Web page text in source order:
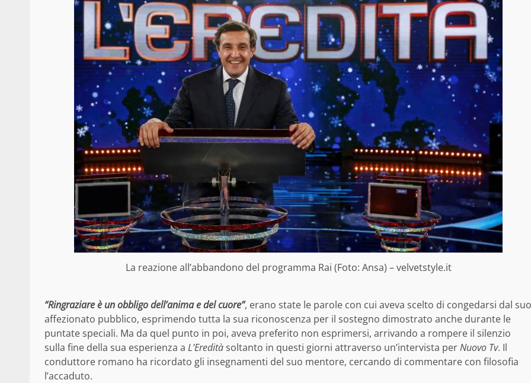
La reazione all’abbandono del programma Rai (Foto: Ansa) – velvetstyle.it
“Ringraziare è un obbligo dell’anima e del cuore”, erano state le parole con cui aveva scelto di congedarsi dal suo
affezionato pubblico, esprimendo tutta la sua riconoscenza per il sostegno dimostrato anche durante le
puntate speciali. Ma da quel punto in poi, aveva preferito non esprimersi, arrivando a rompere il silenzio
sulla fine della sua esperienza a L’Ereditàsoltanto in questi giorni attraverso un’intervista perNuovo Tv. Il
conduttore romano ha ricordato gli insegnamenti del suo mentore, cercando di commentare con filosofia
l’accaduto.